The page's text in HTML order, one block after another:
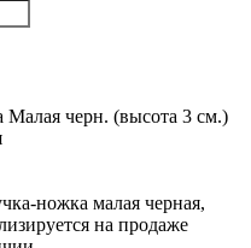
ножка малая черная,
на продаже